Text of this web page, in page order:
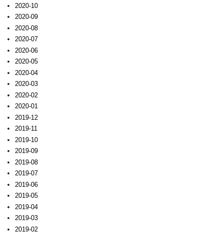
2020-10
2020-09
2020-08
2020-07
2020-06
2020-05
2020-04
2020-03
2020-02
2020-01
2019-12
2019-11
2019-10
2019-09
2019-08
2019-07
2019-06
2019-05
2019-04
2019-03
2019-02